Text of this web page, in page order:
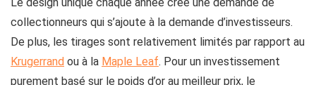
collectionneurs qui s’ajoute à la demande d’investisseurs.
De plus, les tirages sont relativement limités par rapport au
Krugerrand ou à la Maple Leaf. Pour un investissement
purement basé sur le poids d’or au meilleur prix, le